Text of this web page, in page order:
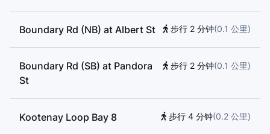
Boundary Rd (NB) at Albert St 步行 2 分钟(0.1 公里)
Boundary Rd (SB) at Pandora
St
步行 2 分钟(0.1 公里)
Kootenay Loop Bay 8 步行 4 分钟(0.2 公里)